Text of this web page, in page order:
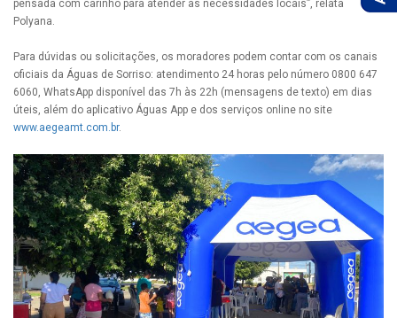
pensada com carinho para atender às necessidades locais”, relata
Polyana.
Para dúvidas ou solicitações, os moradores podem contar com os canais
oficiais da Águas de Sorriso: atendimento 24 horas pelo número 0800 647
6060, WhatsApp disponível das 7h às 22h (mensagens de texto) em dias
úteis, além do aplicativo Águas App e dos serviços online no site
www.aegeamt.com.br.